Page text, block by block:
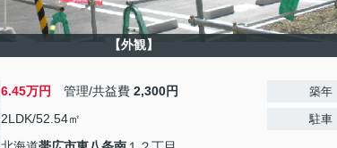
【外観】
6.45万円 管理/共益費 2,300円
2LDK/52.54㎡
築年
駐車